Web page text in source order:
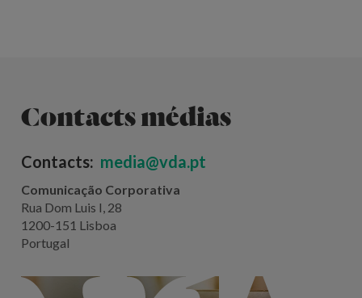
Contacts médias
Contacts: media@vda.pt
Comunicação Corporativa
Rua Dom Luis I, 28
1200-151 Lisboa
Portugal